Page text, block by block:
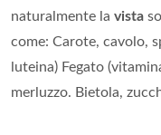
naturalmente la vista
come: Carote, cavolo,
luteina) Fegato
merluzzo. Bietola,